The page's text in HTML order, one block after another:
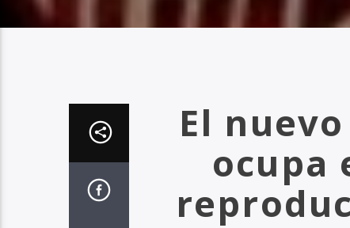
El
ocupa